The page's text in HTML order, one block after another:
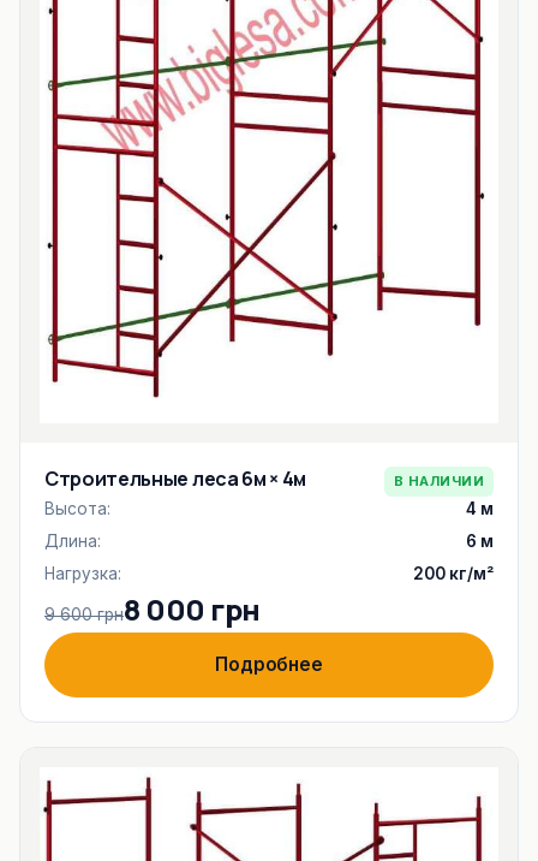
Строительные леса 6м × 4м В НАЛИЧИИ
Высота:
4 м
Длина:
6 м
Нагрузка:
200 кг/м²
9 600 грн8 000 грн
Подробнее